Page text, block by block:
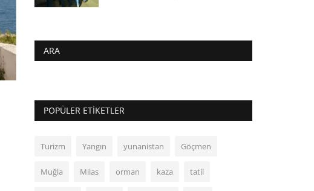
ARA
POPÜLER ETIKETLER
Turizm Yangın yunanistan Göçmen
Muğla Milas orman kaza tatil